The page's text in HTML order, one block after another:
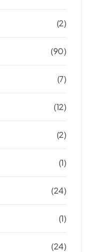
(2)
(90)
(7)
(12)
(2)
(1)
(24)
(1)
(24)